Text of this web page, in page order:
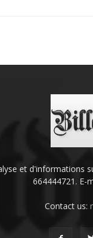
et d'informations
664444721. E-
Contact us: